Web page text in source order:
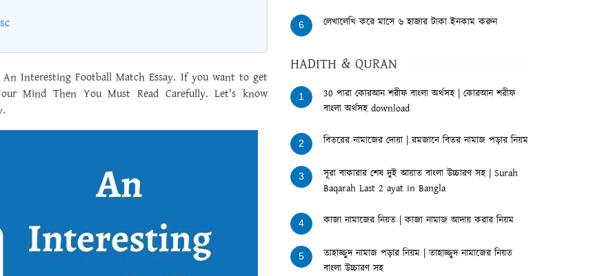
An Interesting Football Match Essay. If you want to get
Mind Then You Must Read Carefully. Let's know
6 লেখালেখি করে মাসে ৬ হাজার টাকা ইনকাম করুন
HADITH & QURAN
1
30 পারা কোরআন শরীফ বাংলা অর্থসহ | কোরআন শরীফ
বাংলা অর্থসহ download
2 বিতরের নামাজের দোয়া | রমজানে বিতর নামাজ পড়ার নিয়ম
3
সূরা বাকারার শেষ দুই আয়াত বাংলা উচ্চারণ সহ | Surah
Baqarah Last 2 ayat in Bangla
4 কাজা নামাজের নিয়ত | কাজা নামাজ আদায় করার নিয়ম
5
তাহাজ্জুদ নামাজ পড়ার নিয়ম | তাহাজ্জুদ নামাজের নিয়ত
বাংলা উচ্চারণ সহ